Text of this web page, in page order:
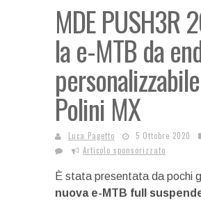
MDE PUSH3R
la e-MTB da
Polini MX
Luca Pagetto 5 Ottobre 2020
Articolo sponsorizzato
È stata presentata da pochi
nuova e-MTB full